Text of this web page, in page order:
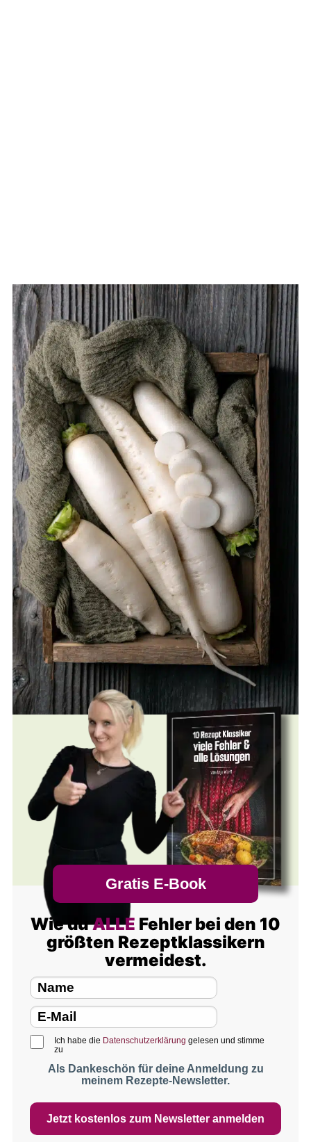
Gratis E-Book
Wie duALLE Fehler bei den 10
größten Rezeptklassikern
vermeidest.
Ich habe die Datenschutzerklärung gelesen und stimme
zu
Als Dankeschön für deine Anmeldung zu
meinem Rezepte-Newsletter.
Jetzt kostenlos zum Newsletter anmelden